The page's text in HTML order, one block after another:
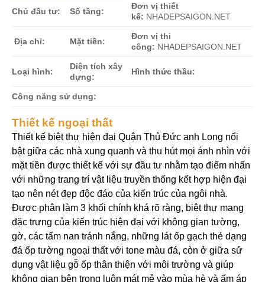
Chủ đầu tư: Số tầng:
Đơn vị thiết
kế: NHADEPSAIGON.NET
Địa chỉ: Mặt tiền:
Đơn vị thi
công: NHADEPSAIGON.NET
Loại hình:
Diện tích xây
dựng:
Hình thức thầu:
Công năng sử dụng:
Thiết kế ngoại thất
Thiết kế biệt thự hiện đại Quận Thủ Đức anh Long nổi
bật giữa các nhà xung quanh và thu hút mọi ánh nhìn với
mặt tiền được thiết kế với sự đầu tư nhằm tạo điểm nhấn
với những trang trí vật liệu truyền thống kết hợp hiện đại
tạo nên nét đẹp độc đáo của kiến trúc của ngôi nhà.
Được phân làm 3 khối chính khá rõ ràng, biệt thự mang
đặc trưng của kiến trúc hiện đại với không gian tường,
gờ, các tấm nan tránh nắng, những lát ốp gạch thẻ dạng
đá ốp tường ngoại thất với tone màu đá, còn ở giữa sử
dụng vật liệu gỗ ốp thân thiện với môi trường và giúp
không gian bên trong luôn mát mẻ vào mùa hè và ấm áp